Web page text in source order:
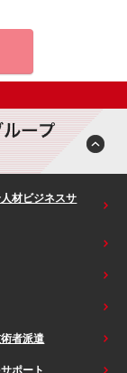
材ビジネスサ
者派遣
ポート